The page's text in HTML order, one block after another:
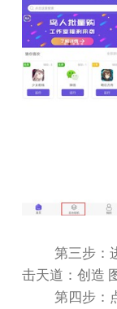
第三步：
击天道：创造
第四步：